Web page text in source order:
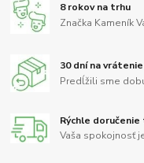
8 rokov na trhu
Značka Kameník
30 dní na
Predĺžili sme
Rýchle
Vaša spokojnosť